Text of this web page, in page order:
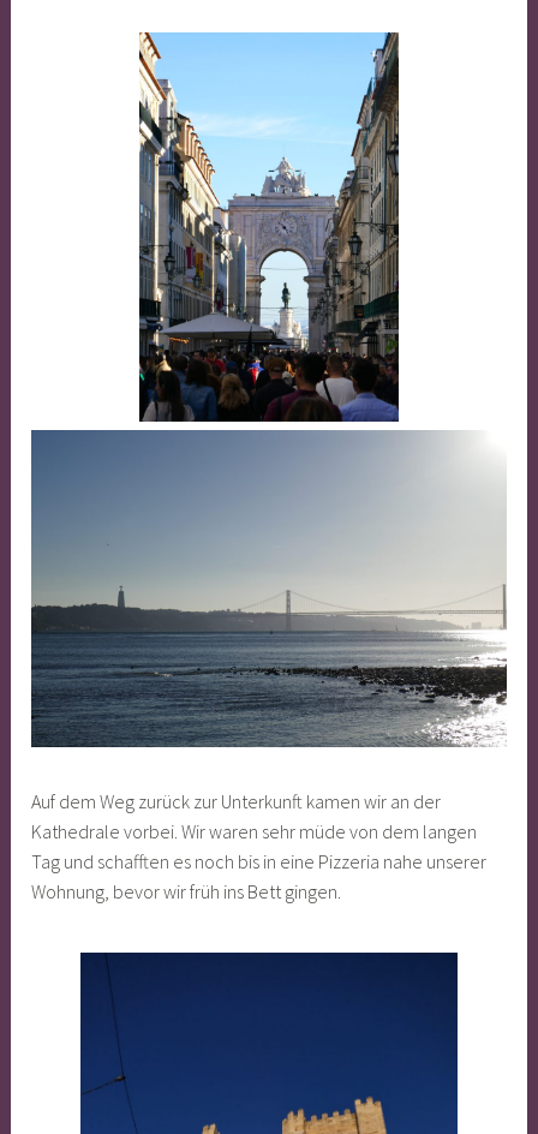
Auf dem Weg zurück zur Unterkunft kamen wir an der
Kathedrale vorbei. Wir waren sehr müde von dem langen
Tag und schafften es noch bis in eine Pizzeria nahe unserer
Wohnung, bevor wir früh ins Bett gingen.